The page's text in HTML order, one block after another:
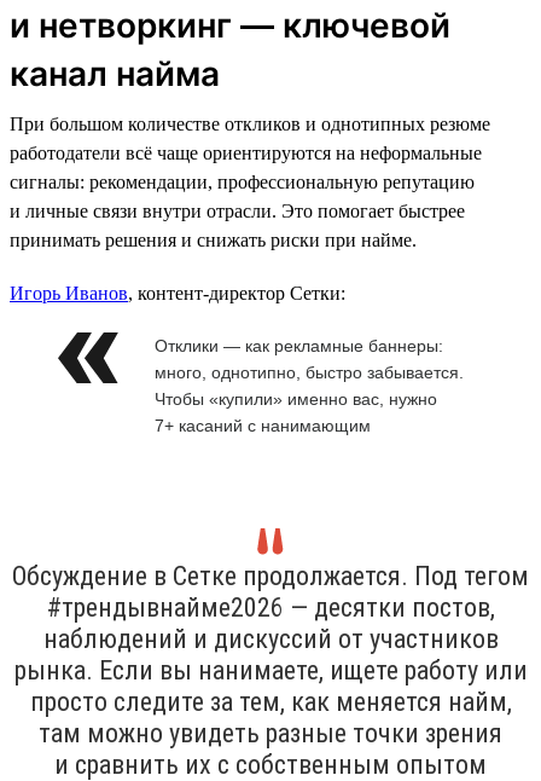
и нетворкинг — ключевой
канал найма
При большом количестве откликов и однотипных резюме
работодатели всё чаще ориентируются на неформальные
сигналы: рекомендации, профессиональную репутацию
и личные связи внутри отрасли. Это помогает быстрее
принимать решения и снижать риски при найме.
Игорь Иванов, контент-директор Сетки:
Отклики — как рекламные баннеры:
много, однотипно, быстро забывается.
Чтобы «купили» именно вас, нужно
7+ касаний с нанимающим
Обсуждение в Сетке продолжается. Под тегом
#трендывнайме2026 — десятки постов,
наблюдений и дискуссий от участников
рынка. Если вы нанимаете, ищете работу или
просто следите за тем, как меняется найм,
там можно увидеть разные точки зрения
и сравнить их с собственным опытом